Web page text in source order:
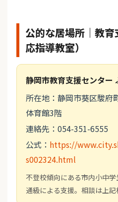
公的な居場所｜教
応指導教室）
静岡市教育支援センター
所在地：静岡市葵区駿府
体育館3階
連絡先：054-351-6555
公式： https://
s002324.html
不登校傾向にある市内小中
通級による支援。相談は上